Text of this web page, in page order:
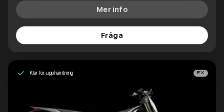
Mer info
Fråga
Klar för upphämtning EX